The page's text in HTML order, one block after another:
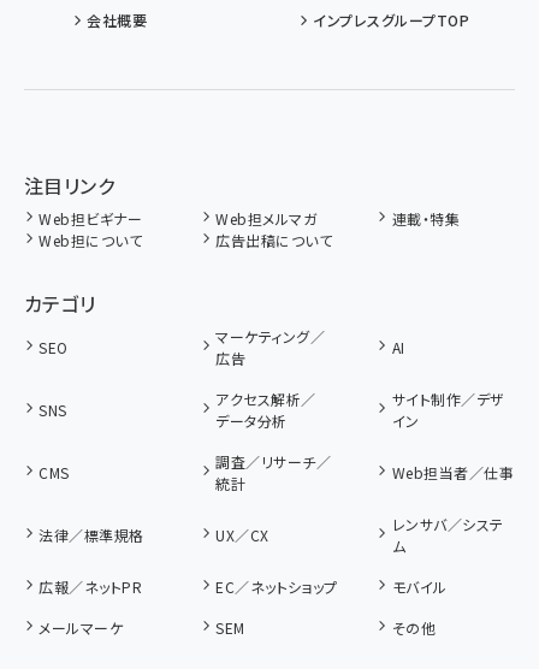
会社概要
インプレスグループTOP
注目リンク
Web担ビギナー Web担メルマガ
連載・特集
Web担について
広告出稿について
カテゴリ
SEO
マーケティング／
広告
AI
SNS
アクセス解析／
データ分析
サイト制作／デザ
イン
CMS
調査／リサーチ／
統計
Web担当者／仕事
法律／標準規格 UX／CX
レンサバ／システ
ム
広報／ネットPR
EC／ネットショップ
モバイル
メールマーケ
SEM その他